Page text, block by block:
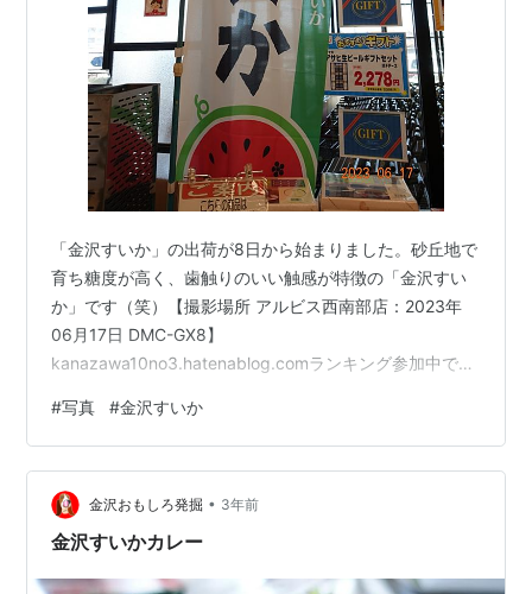
「金沢すいか」の出荷が8日から始まりました。砂丘地で
育ち糖度が高く、歯触りのいい触感が特徴の「金沢すい
か」です（笑）【撮影場所 アルビス西南部店：2023年
06月17日 DMC-GX8】
kanazawa10no3.hatenablog.comランキング参加中でも
#写真 #金沢すいか
金沢おもしろ発掘 • 3年前
金沢すいかカレー